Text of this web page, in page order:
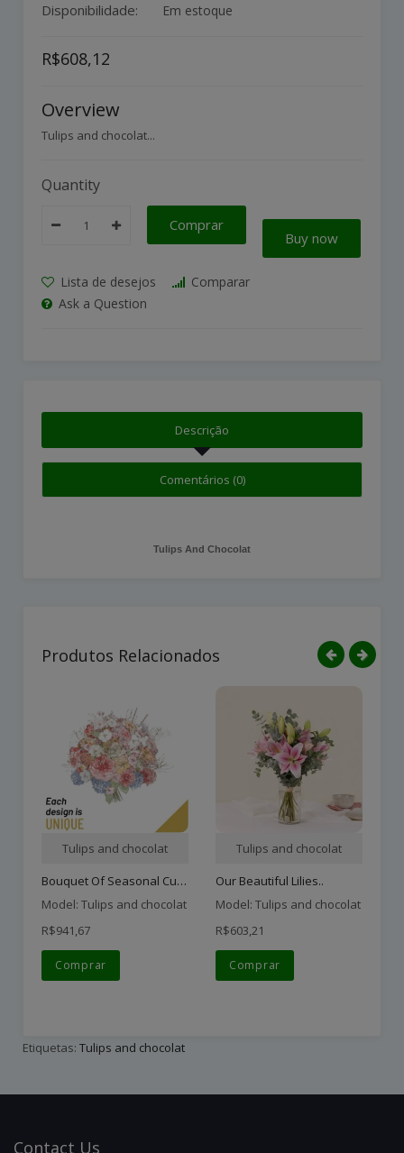
Disponibilidade: Em estoque
R$608,12
Overview
Tulips and chocolat...
Quantity
Comprar
Buy now
Lista de desejos
Comparar
Ask a Question
Descrição
Comentários (0)
Tulips And Chocolat
Produtos Relacionados
Tulips and chocolat
Bouquet Of Seasonal Cut F..
Model: Tulips and chocolat
R$941,67
Comprar
Tulips and chocolat
Our Beautiful Lilies..
Model: Tulips and chocolat
R$603,21
Comprar
Etiquetas: Tulips and chocolat
Contact Us